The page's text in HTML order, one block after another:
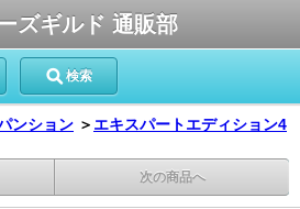
ズギルド 通販部
検索
ンション ＞ エキスパートエディション4
次の商品へ